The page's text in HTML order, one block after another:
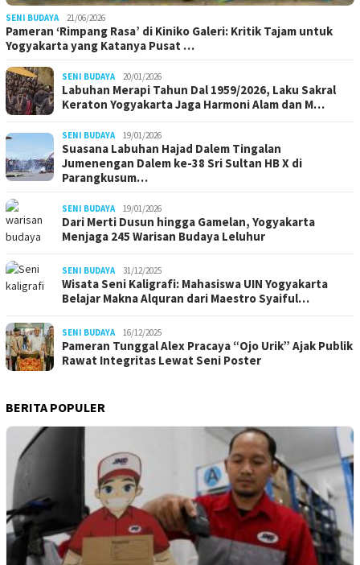
SENI BUDAYA 21/06/2026
Pameran ‘Rimpang Rasa’ di Kiniko Galeri: Kritik Tajam untuk
Yogyakarta yang Katanya Pusat …
SENI BUDAYA 20/01/2026
Labuhan Merapi Tahun Dal 1959/2026, Laku Sakral
Keraton Yogyakarta Jaga Harmoni Alam dan M…
SENI BUDAYA 19/01/2026
Suasana Labuhan Hajad Dalem Tingalan
Jumenengan Dalem ke-38 Sri Sultan HB X di
Parangkusum…
SENI BUDAYA 19/01/2026
Dari Merti Dusun hingga Gamelan, Yogyakarta
Menjaga 245 Warisan Budaya Leluhur
SENI BUDAYA 31/12/2025
Wisata Seni Kaligrafi: Mahasiswa UIN Yogyakarta
Belajar Makna Alquran dari Maestro Syaiful…
SENI BUDAYA 16/12/2025
Pameran Tunggal Alex Pracaya “Ojo Urik” Ajak Publik
Rawat Integritas Lewat Seni Poster
BERITA POPULER